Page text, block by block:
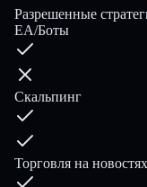
Разрешенные
EA/Боты
Скальпинг
Торговля на новостях